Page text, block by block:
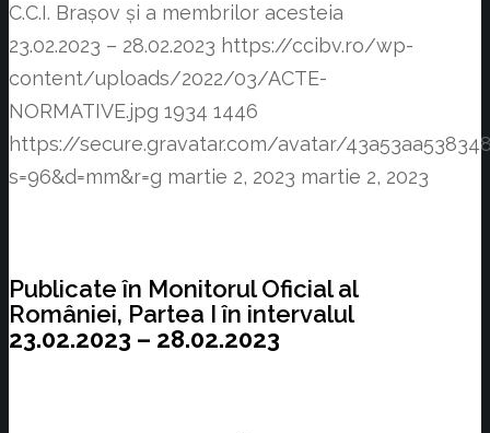
C.C.I. Brașov și a membrilor acesteia
23.02.2023 – 28.02.2023 https://ccibv.ro/wp-
content/uploads/2022/03/ACTE-
NORMATIVE.jpg 1934 1446
https://secure.gravatar.com/avatar/
s=96&d=mm&r=g martie 2, 2023 martie 2, 2023
Publicate în Monitorul Oficial al
României, Partea I în intervalul
23.02.2023 – 28.02.2023